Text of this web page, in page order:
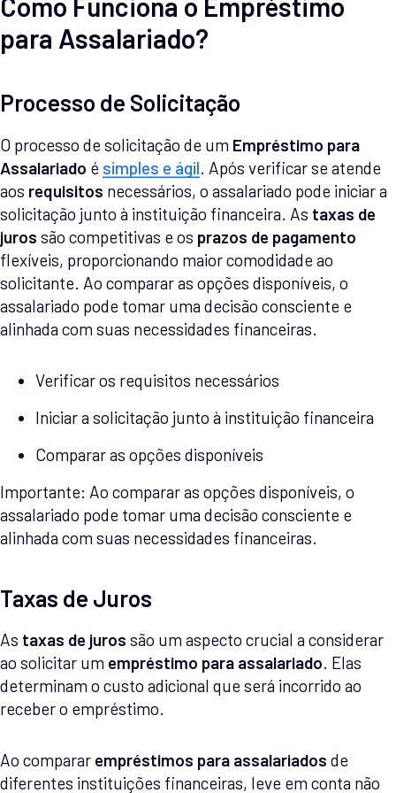
para Assalariado?
Processo de Solicitação
O processo de solicitação de um Empréstimo para
Assalariado é simples e ágil. Após verificar se atende
aos requisitos necessários, o assalariado pode iniciar a
solicitação junto à instituição financeira. As taxas de
juros são competitivas e os prazos de pagamento
flexíveis, proporcionando maior comodidade ao
solicitante. Ao comparar as opções disponíveis, o
assalariado pode tomar uma decisão consciente e
alinhada com suas necessidades financeiras.
Verificar os requisitos necessários
Iniciar a solicitação junto à instituição financeira
Comparar as opções disponíveis
Importante: Ao comparar as opções disponíveis, o
assalariado pode tomar uma decisão consciente e
alinhada com suas necessidades financeiras.
Taxas de Juros
As taxas de juros são um aspecto crucial a considerar
ao solicitar um empréstimo para assalariado. Elas
determinam o custo adicional que será incorrido ao
receber o empréstimo.
Ao comparar empréstimos para assalariados de
diferentes instituições financeiras, leve em conta não